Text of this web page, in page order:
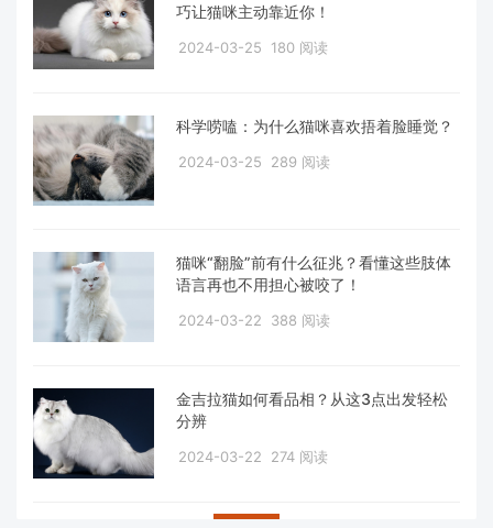
巧让猫咪主动靠近你！
2024-03-25 180 阅读
科学唠嗑：为什么猫咪喜欢捂着脸睡觉？
2024-03-25 289 阅读
猫咪“翻脸”前有什么征兆？看懂这些肢体
语言再也不用担心被咬了！
2024-03-22 388 阅读
金吉拉猫如何看品相？从这3点出发轻松
分辨
2024-03-22 274 阅读